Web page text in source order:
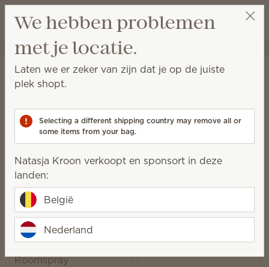
Verlanglijst
Winkeltas
Natasja Kroon Selecteer een party
Stekkervrij
Roomspray
en wanneer het nodig is.
23 Resultaten
Filter Relevantie
Kies 6 stuks, bespaar 10%
Provence Lavender
Roomspray
Luna Roomspray
We hebben problemen
met je locatie.
Laten we er zeker van zijn dat je op de juiste
plek shopt.
Selecting a different shipping country may remove all or
some items from your bag.
Natasja Kroon verkoopt en sponsort in deze
landen:
België
Nederland